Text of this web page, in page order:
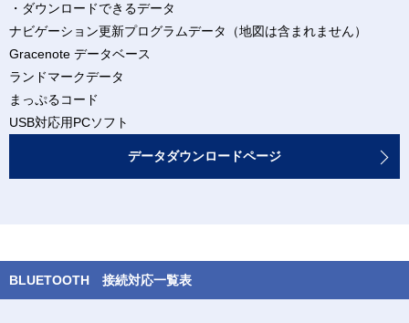
・ダウンロードできるデータ
ナビゲーション更新プログラムデータ（地図は含まれません）
Gracenote データベース
ランドマークデータ
まっぷるコード
USB対応用PCソフト
データダウンロードページ
BLUETOOTH 接続対応一覧表